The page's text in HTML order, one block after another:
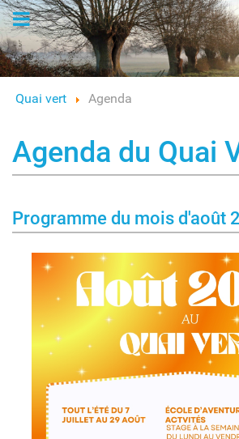
Logo
Quai vert Agenda
Agenda du Quai
Programme du mois d'août